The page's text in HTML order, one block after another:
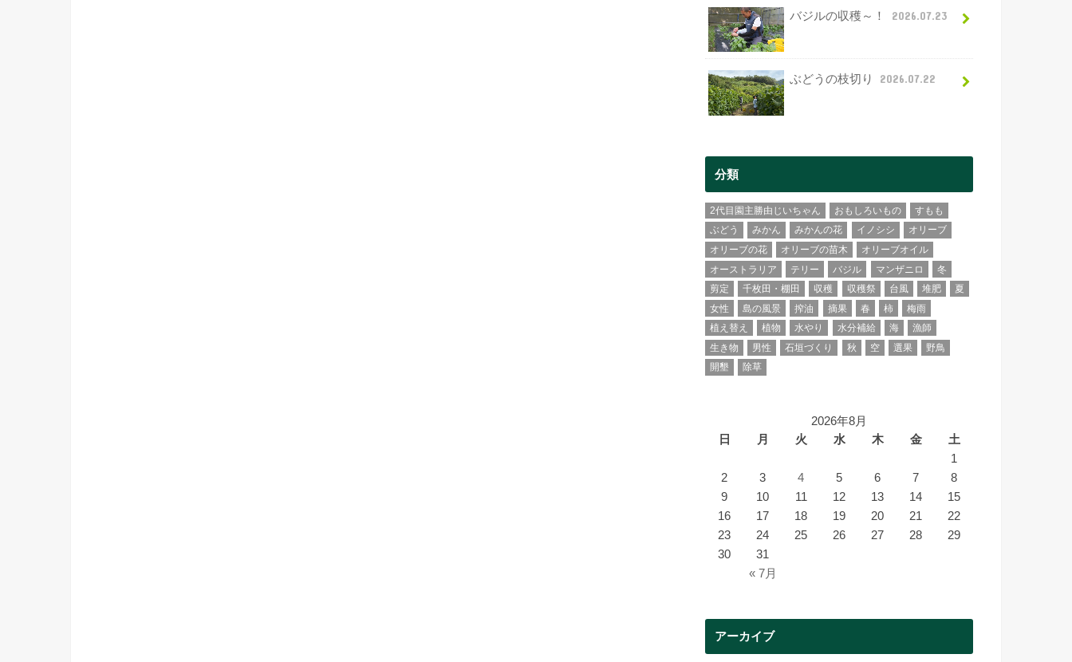
バジルの収穫～！ 2026.07.23
ぶどうの枝切り 2026.07.22
分類
2代目園主勝由じいちゃん おもしろいもの
すもも
ぶどう
みかん みかんの花 イノシシ
オリーブ
オリーブの花
オリーブの苗木
オリーブオイル
オーストラリア
テリー バジル マンザニロ
冬
剪定
千枚田・棚田 収穫 収穫祭 台風 堆肥
夏
女性
島の風景 搾油 摘果 春 柿
梅雨
植え替え
植物 水やり 水分補給 海
漁師
生き物
男性 石垣づくり 秋 空 選果
野鳥
開墾
除草
2026年8月
日
月 火 水 木 金 土
« 7月
1
2
3 4 5 6 7
8
9
10 11 12 13 14
15
16
17 18 19 20 21
22
23
24 25 26 27 28
29
30
31
アーカイブ